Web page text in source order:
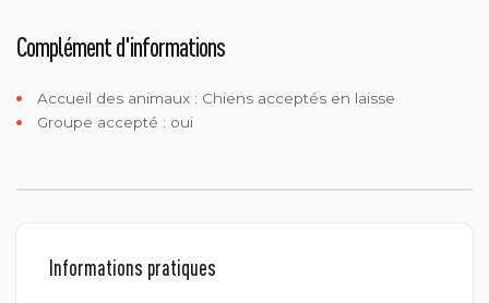
Complément d'informations
Accueil des animaux : Chiens acceptés en laisse
Groupe accepté : oui
Informations pratiques